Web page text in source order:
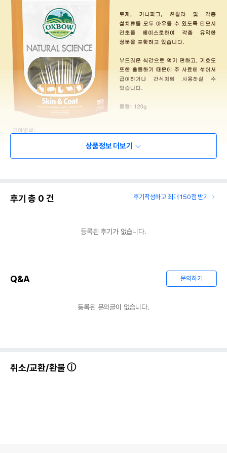
상품정보 더보기
후기 총 0 건 후기작성하고 최대 150점 받기
등록된 후기가 없습니다.
Q&A 문의하기
등록된 문의글이 없습니다.
취소/교환/환불